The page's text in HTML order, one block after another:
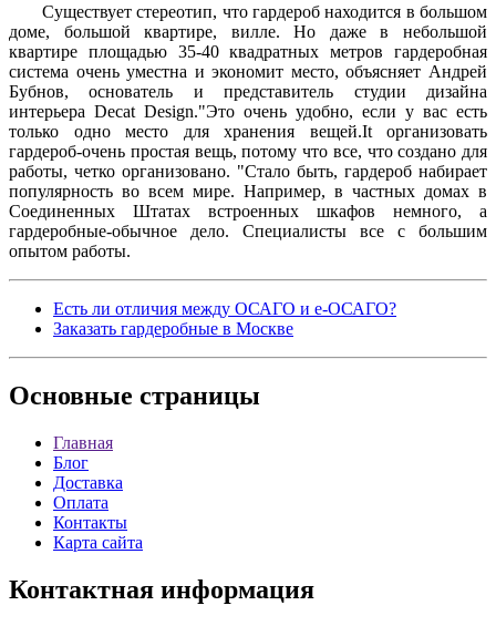
Существует стереотип, что гардероб находится в большом
доме, большой квартире, вилле. Но даже в небольшой
квартире площадью 35-40 квадратных метров гардеробная
система очень уместна и экономит место, объясняет Андрей
Бубнов, основатель и представитель студии дизайна
интерьера Decat Design."Это очень удобно, если у вас есть
только одно место для хранения вещей.It организовать
гардероб-очень простая вещь, потому что все, что создано для
работы, четко организовано. "Стало быть, гардероб набирает
популярность во всем мире. Например, в частных домах в
Соединенных Штатах встроенных шкафов немного, а
гардеробные-обычное дело. Специалисты все с большим
опытом работы.
Есть ли отличия между ОСАГО и е-ОСАГО?
Заказать гардеробные в Москве
Основные страницы
Главная
Блог
Доставка
Оплата
Контакты
Карта сайта
Контактная информация